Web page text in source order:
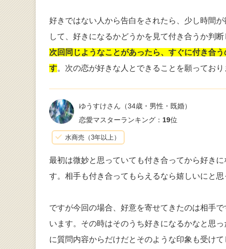
好きではない人から告白をされたら、少し時間
して、好きになるかどうかを見て付き合うか判断
次回同じようなことがあったら、すぐに付き合
す。次の恋が好きな人とできることを願っており
ゆうすけさん （34歳・男性・既婚）
恋愛マスターランキング： 19位
水商売（3年以上）
最初は微妙と思っていても付き合ってから好き
す。相手も付き合ってもらえるなら嬉しいにと思
ですが今回の場合、好意を寄せてきたのは相手
います。その時はそのうち好きになるかなと思
に質問内容からだけだとそのような印象も受けて